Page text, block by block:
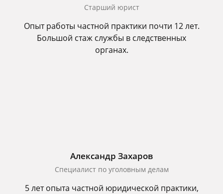
Старший юрист
Опыт работы частной практики почти 12 лет.
Большой стаж службы в следственных
органах.
Александр Захаров
Специалист по уголовным делам
5 лет опыта частной юридической практики,